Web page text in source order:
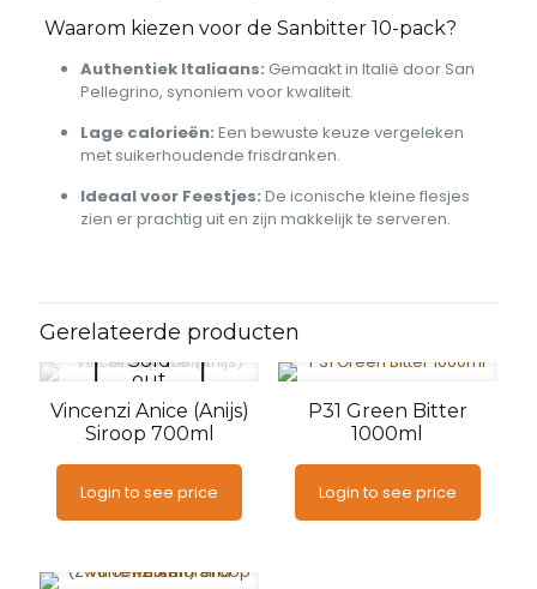
Waarom kiezen voor de Sanbitter 10-pack?
Authentiek Italiaans: Gemaakt in Italië door San
Pellegrino, synoniem voor kwaliteit.
Lage calorieën: Een bewuste keuze vergeleken
met suikerhoudende frisdranken.
Ideaal voor Feestjes: De iconische kleine flesjes
zien er prachtig uit en zijn makkelijk te serveren.
Gerelateerde producten
Sold
out
Vincenzi Anice (Anijs)
Siroop 700ml
Login to see price
P31 Green Bitter
1000ml
Login to see price